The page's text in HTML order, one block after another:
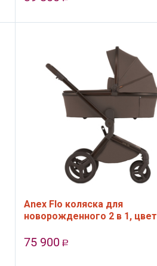
Anex Flo коляска для
новорожденного 2 в 1, цвет
75 900 Р